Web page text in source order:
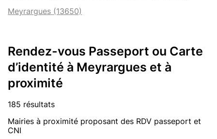
Meyrargues (13650)
Rendez-vous Passeport ou Carte
d’identité à Meyrargues et à
proximité
185 résultats
Mairies à proximité proposant des RDV passeport et
CNI